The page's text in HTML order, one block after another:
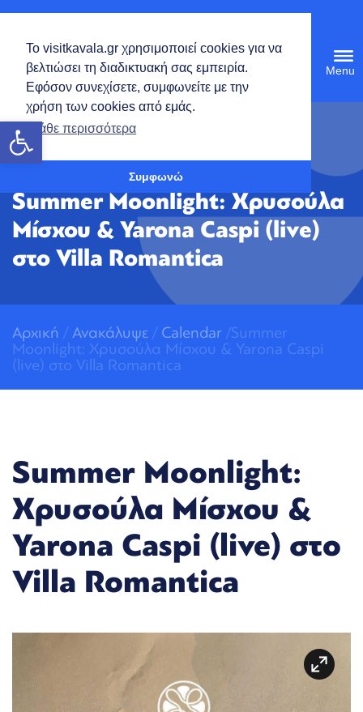
Το visitkavala.gr χρησιμοποιεί cookies για να
βελτιώσει τη διαδικτυακή σας εμπειρία.
Εφόσον συνεχίσετε, συμφωνείτε με την
χρήση των cookies από εμάς.
Μάθε περισσότερα
Συμφωνώ
Ανοίξτε τη γραμμή εργαλείων
Summer Moonlight: Χρυσούλα
Μίσχου & Yarona Caspi (live)
στο Villa Romantica
Αρχική / Ανακάλυψε / Calendar /Summer
Moonlight: Χρυσούλα Μίσχου & Yarona Caspi
(live) στο Villa Romantica
Summer Moonlight:
Χρυσούλα Μίσχου &
Yarona Caspi (live) στο
Villa Romantica